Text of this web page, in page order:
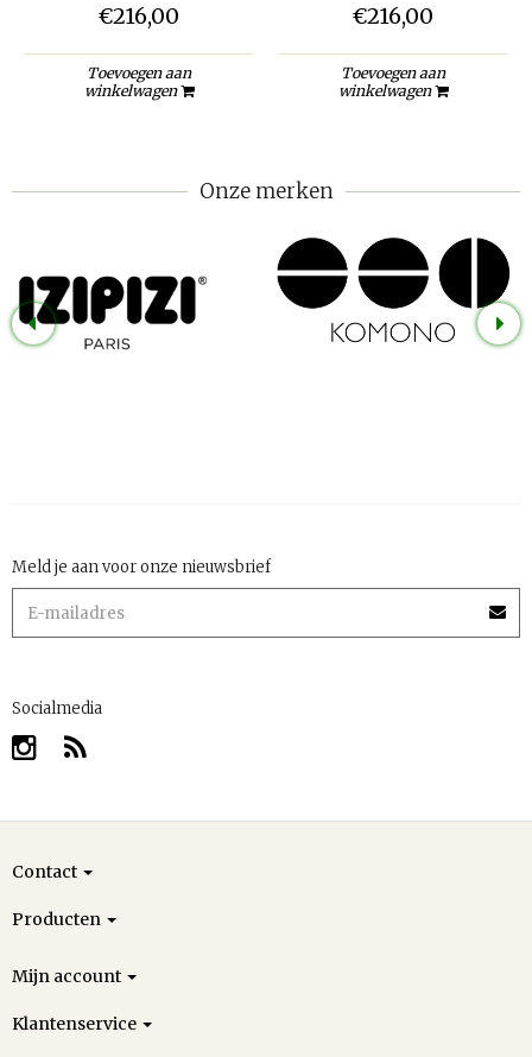
€216,00
Toevoegen aan
winkelwagen
€216,00
Toevoegen aan
winkelwagen
Onze merken
Meld je aan voor onze nieuwsbrief
Socialmedia
Contact
Producten
Mijn account
Klantenservice